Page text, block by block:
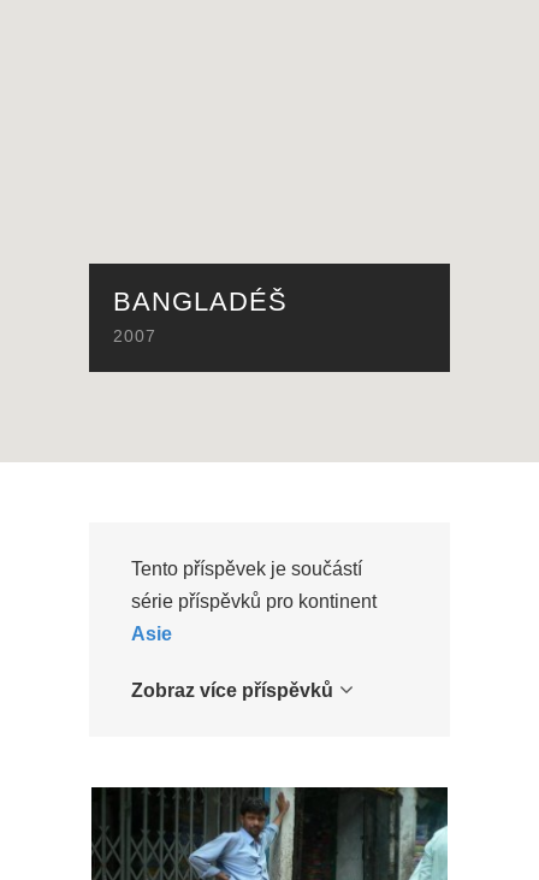
BANGLADÉŠ
2007
Tento příspěvek je součástí
série příspěvků pro kontinent
Asie
Zobraz více příspěvků